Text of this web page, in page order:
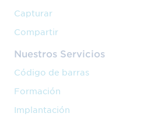
Capturar
Compartir
Nuestros Servicios
Código de barras
Formación
Implantación